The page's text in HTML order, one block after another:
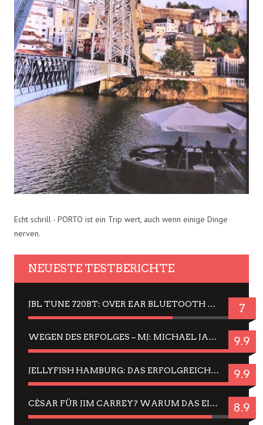
Echt schrill - PORTO ist ein Trip wert, auch wenn einige Dinge
nerven.
NEUESTE TESTBERICHTE
JBL TUNE 720BT: OVER EAR BLUETOOTH KOPFHÖRER UM DIE 50,-€ IM DAUER-TEST 7
WEGEN DES ERFOLGES – MJ: MICHAEL JACKSON MUSICAL IN EINER MATINEE SEHEN 9.9
JELLYFISH HAMBURG: DAS ERFOLGREICHE SOMMER-MENÜ 2025 IN GEFÜHLEN UND BILDERN 9.9
CÉSAR FÜR JIM CARREY? WARUM DAS EINER DER NERVIGSTEN ACTORS IST UND BLEIBT 8.9